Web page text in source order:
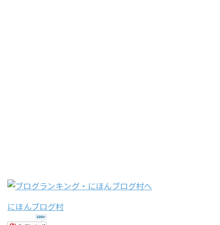
にほんブログ村